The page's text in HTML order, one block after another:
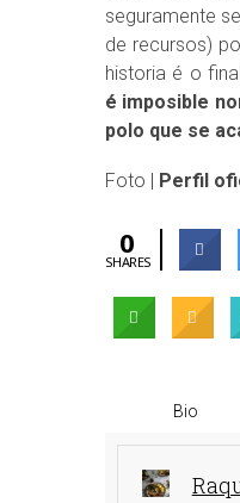
seguramente
de recursos)
historia é o
é imposible
polo que se
Foto | Perfil
0
SHARES
Bio